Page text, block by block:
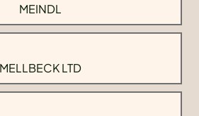
MEINDL
MELLBECK LTD